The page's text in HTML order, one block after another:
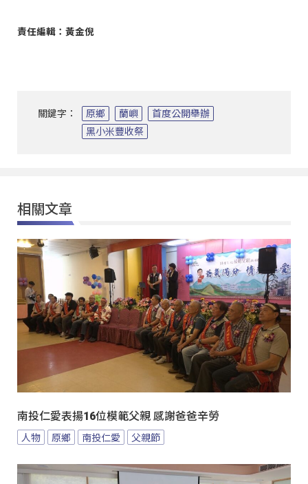
責任編輯：黃金倪
關鍵字： 原鄉 蘭嶼
首度公開舉辦
黑小米豐收祭
相關文章
南投仁愛表揚16位模範父親 感謝爸爸辛勞
人物 原鄉 南投仁愛 父親節